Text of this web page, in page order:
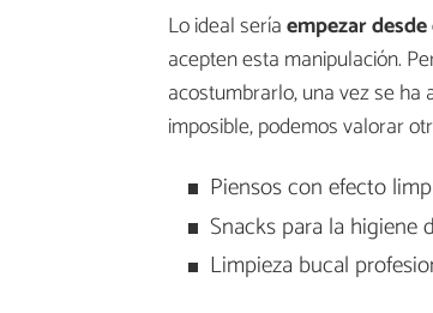
Lo ideal seríaempezar
acepten esta manipulación.
acostumbrarlo, una vez se
imposible, podemos valorar
Piensos con efecto
Snacks para la higiene
Limpieza bucal